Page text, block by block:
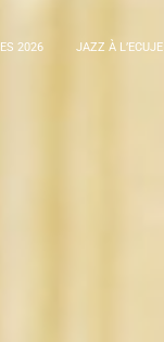
2026 JAZZ À L’ECUJE